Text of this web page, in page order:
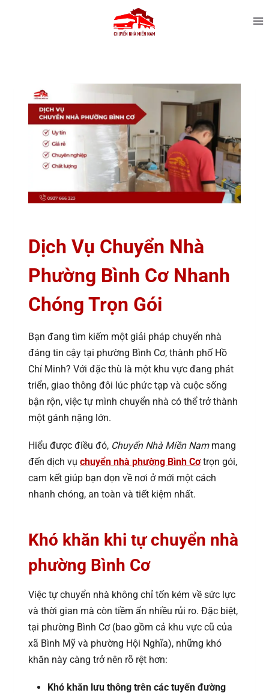
Dịch Vụ Chuyển Nhà
Phường Bình Cơ Nhanh
Chóng Trọn Gói
Bạn đang tìm kiếm một giải pháp chuyển nhà
đáng tin cậy tại phường Bình Cơ, thành phố Hồ
Chí Minh? Với đặc thù là một khu vực đang phát
triển, giao thông đôi lúc phức tạp và cuộc sống
bận rộn, việc tự mình chuyển nhà có thể trở thành
một gánh nặng lớn.
Hiểu được điều đó, Chuyển Nhà Miền Nammang
đến dịch vụ chuyển nhà phường Bình Cơtrọn gói,
cam kết giúp bạn dọn về nơi ở mới một cách
nhanh chóng, an toàn và tiết kiệm nhất.
Khó khăn khi tự chuyển nhà
phường Bình Cơ
Việc tự chuyển nhà không chỉ tốn kém về sức lực
và thời gian mà còn tiềm ẩn nhiều rủi ro. Đặc biệt,
tại phường Bình Cơ (bao gồm cả khu vực cũ của
xã Bình Mỹ và phường Hội Nghĩa), những khó
khăn này càng trở nên rõ rệt hơn:
Khó khăn lưu thông trên các tuyến đường